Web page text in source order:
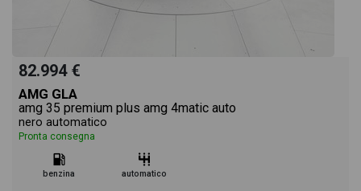
82.994 €
AMG GLA
amg 35 premium plus amg 4matic auto
nero automatico
Pronta consegna
benzina automatico